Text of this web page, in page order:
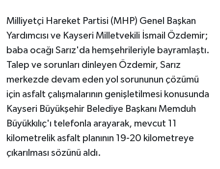
Milliyetçi Hareket Partisi (MHP) Genel Başkan
Yardımcısı ve Kayseri Milletvekili İsmail Özdemir;
baba ocağı Sarız'da hemşehrileriyle bayramlaştı.
Talep ve sorunları dinleyen Özdemir, Sarız
merkezde devam eden yol sorununun çözümü
için asfalt çalışmalarının genişletilmesi konusunda
Kayseri Büyükşehir Belediye Başkanı Memduh
Büyükkılıç'ı telefonla arayarak, mevcut 11
kilometrelik asfalt planının 19-20 kilometreye
çıkarılması sözünü aldı.
Güvenlik
HABERDE İNSAN
İNSAN
İş Dünyası
Jandarma
Kadın